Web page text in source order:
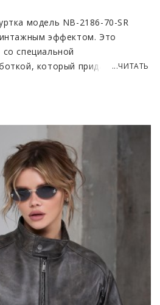
модель NB-2186-70-SR
эффектом. Это
специальной
который придает вещи
разного вида заломы,
Все это выглядит естественно
то самое ощущение
в нескольких цветах:
- винтажный и
изделия до бедра, 70-75
дизайну напоминает стиль
манжеты на плечах,
на кнопке, прямая
акцентная деталь в виде
в Турции и имеет
...ЧИТАТЬ